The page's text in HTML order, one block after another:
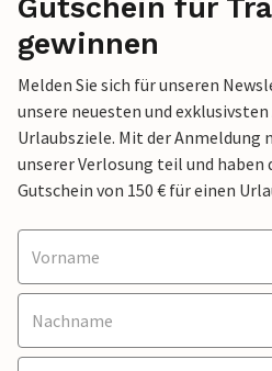
Gutschein für
gewinnen
Melden Sie sich für unseren
unsere neuesten und
Urlaubsziele. Mit der Anmeldung
unserer Verlosung teil und haben
Gutschein von 150 € für einen